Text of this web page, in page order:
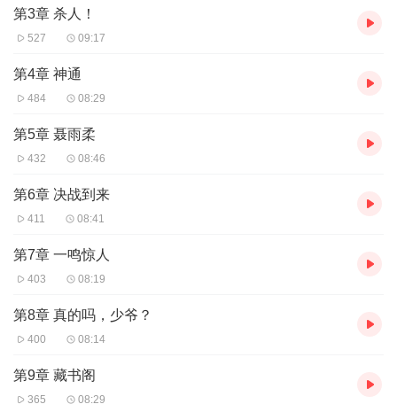
第3章 杀人！
527 09:17
第4章 神通
484 08:29
第5章 聂雨柔
432 08:46
第6章 决战到来
411 08:41
第7章 一鸣惊人
403 08:19
第8章 真的吗，少爷？
400 08:14
第9章 藏书阁
365 08:29